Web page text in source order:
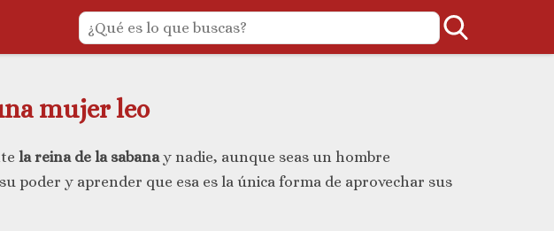
mujer leo
la reina de la sabanay nadie, aunque seas un hombre
poder y aprender que esa es la única forma de aprovechar sus